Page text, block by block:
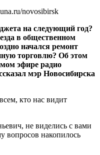
novosibirsk
на следующий год?
в общественном
начался ремонт
торговлю? Об этом
эфире радио
мэр Новосибирска
кто нас видит
не виделись с вами
вопросов накопилось